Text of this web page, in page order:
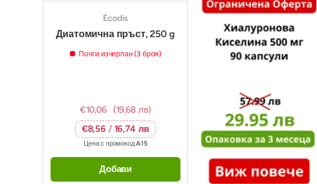
Écodis
Диатомична пръст, 250 g
Почти изчерпан (3 броя)
€10,06
(19,68 лв)
€8,56 / 16,74 лв
Цена с промокодA15
Добави